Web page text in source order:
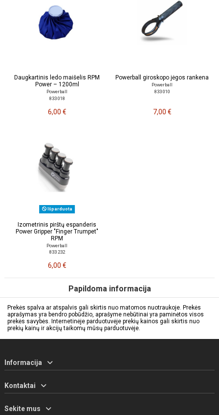
Daugkartinis ledo maišelis RPM
Power – 1200ml
Powerball
833 018
6,00 €
Powerball giroskopo jėgos rankena
Powerball
833 010
7,00 €
Išparduota
Izometrinis pirštų espanderis
Power Gripper "Finger Trumpet"
RPM
Powerball
833 232
6,00 €
Papildoma informacija
Prekės spalva ar atspalvis gali skirtis nuo matomos nuotraukoje. Prekės
aprašymas yra bendro pobūdžio, aprašyme nebūtinai yra paminėtos visos
prekės savybės. Internetinėje parduotuvėje prekių kainos gali skirtis nuo
prekių kainų ir akcijų taikomų mūsų parduotuvėje.
Informacija
Kontaktai
Sekite mus